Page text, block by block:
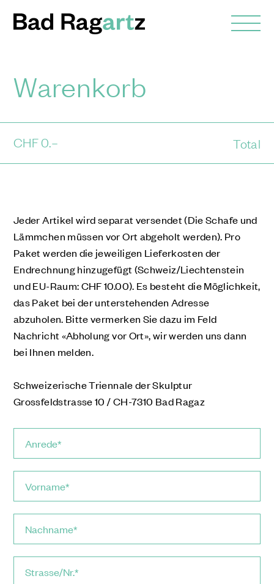
Warenkorb
CHF0 .– Total
Jeder Artikel wird separat versendet (Die Schafe und
Lämmchen müssen vor Ort abgeholt werden). Pro
Paket werden die jeweiligen Lieferkosten der
Endrechnung hinzugefügt (Schweiz/Liechtenstein
und EU-Raum: CHF 10.00). Es besteht die Möglichkeit,
das Paket bei der unterstehenden Adresse
abzuholen. Bitte vermerken Sie dazu im Feld
Nachricht «Abholung vor Ort», wir werden uns dann
bei Ihnen melden.
Schweizerische Triennale der Skulptur
Grossfeldstrasse 10 / CH-7310 Bad Ragaz